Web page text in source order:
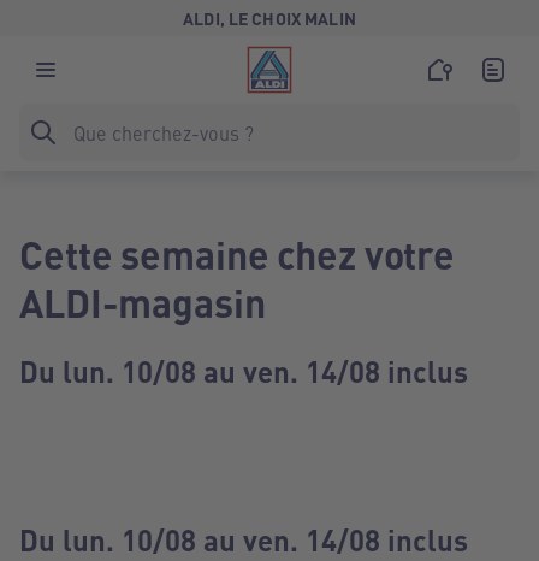
ALDI, LE CHOIX MALIN
Cette semaine chez votre
ALDI-magasin
Du lun. 10/08 au ven. 14/08 inclus
Du lun. 10/08 au ven. 14/08 inclus